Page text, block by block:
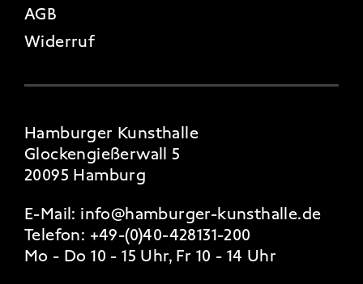
AGB
Widerruf
Hamburger Kunsthalle
Glockengießerwall 5
20095 Hamburg
E-Mail: info@hamburger-kunsthalle.de
Telefon: +49-(0)40-428131-200
Mo - Do 10 - 15 Uhr, Fr 10 - 14 Uhr